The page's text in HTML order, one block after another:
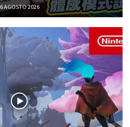
6 AGOSTO 2026